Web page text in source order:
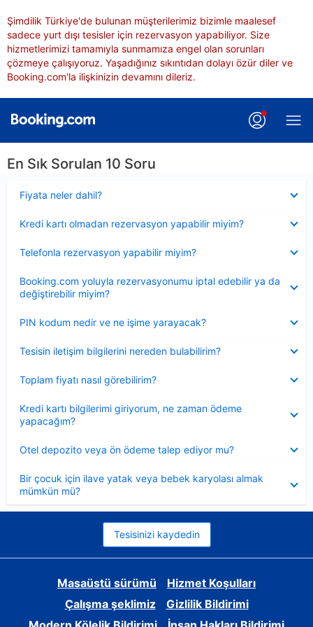
Şimdilik Türkiye'de bulunan müşterilerimiz bizimle maalesef
sadece yurt dışı tesisler için rezervasyon yapabiliyor. Size
hizmetlerimizi tamamıyla sunmamıza engel olan sorunları
çözmeye çalışıyoruz. Yaşadığınız sıkıntıdan dolayı özür diler ve
Booking.com'la ilişkinizin devamını dileriz.
En Sık Sorulan 10 Soru
Fiyata neler dahil?
Kredi kartı olmadan rezervasyon yapabilir miyim?
Telefonla rezervasyon yapabilir miyim?
Booking.com yoluyla rezervasyonumu iptal edebilir ya da
değiştirebilir miyim?
PIN kodum nedir ve ne işime yarayacak?
Tesisin iletişim bilgilerini nereden bulabilirim?
Toplam fiyatı nasıl görebilirim?
Kredi kartı bilgilerimi giriyorum, ne zaman ödeme
yapacağım?
Otel depozito veya ön ödeme talep ediyor mu?
Bir çocuk için ilave yatak veya bebek karyolası almak
mümkün mü?
Tesisinizi kaydedin
Masaüstü sürümü
Hizmet Koşulları
Çalışma şeklimiz
Gizlilik Bildirimi